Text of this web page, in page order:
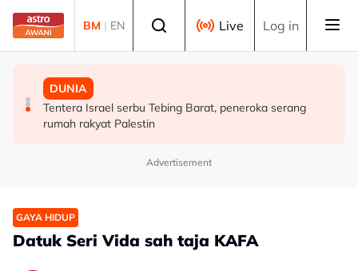
Skip to main content
BM | EN Live Log in
MALAYSIA
Tindakan AKPS sita kontena bawa muatan ke Israel
bukti ketegasan Malaysia - PM Anwar
MALAYSIA
AKPS tahan kontena disyaki bawa dagangan untuk
dieksport ke Israel
DUNIA
Tentera Israel serbu Tebing Barat, peneroka serang
rumah rakyat Palestin
Advertisement
GAYA HIDUP
Datuk Seri Vida sah taja KAFA